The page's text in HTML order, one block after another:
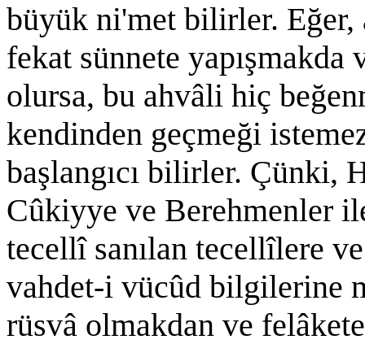
büyük ni'met bilirler. Eğer,
fekat sünnete
olursa, bu ahvâli hiç
kendinden geçmeği
başlangıcı bilirler. Çünki,
Cûkiyye ve Berehmenler
tecellî sanılan tecellîlere
vahdet-i vücûd bilgilerine
rüsvâ olmakdan ve